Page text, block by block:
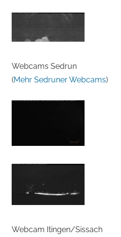
Webcams Sedrun
(Mehr Sedruner Webcams)
Webcam Itingen/Sissach